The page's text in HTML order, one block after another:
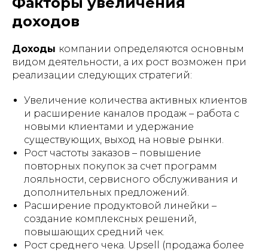
доходов
Доходы компании определяются основным
видом деятельности, а их рост возможен при
реализации следующих стратегий:
Увеличение количества активных клиентов
и расширение каналов продаж – работа с
новыми клиентами и удержание
существующих, выход на новые рынки.
Рост частоты заказов – повышение
повторных покупок за счет программ
лояльности, сервисного обслуживания и
дополнительных предложений.
Расширение продуктовой линейки –
создание комплексных решений,
повышающих средний чек.
Рост среднего чека. Upsell (продажа более